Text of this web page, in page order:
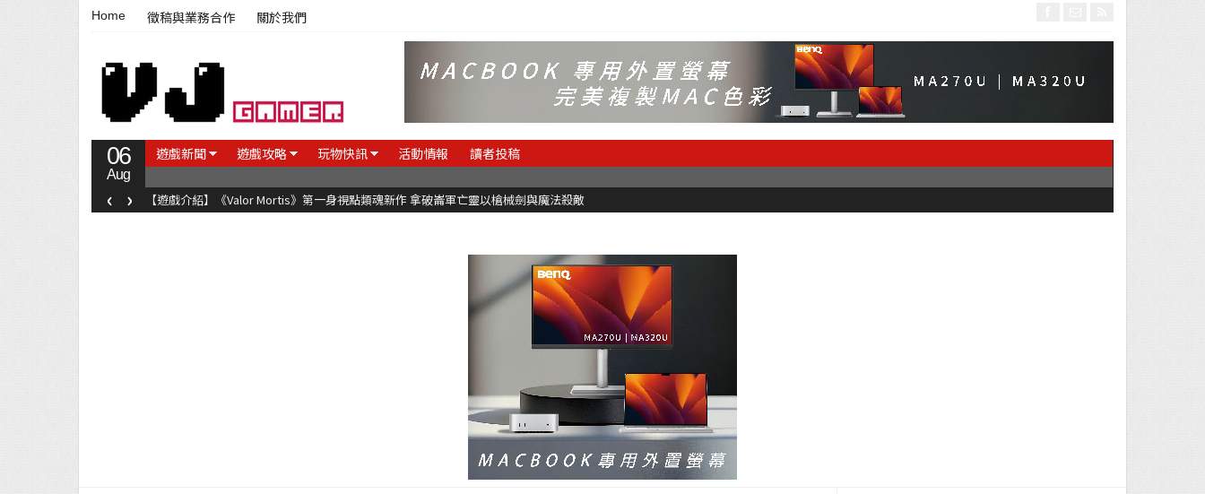
Home 徵稿與業務合作 關於我們
06
Aug
遊戲新聞 遊戲攻略 玩物快訊 活動情報 讀者投稿
【遊戲介紹】《Valor Mortis》第一身視點類魂新作 拿破崙軍亡靈以槍械劍與魔法殺敵
‹ ›